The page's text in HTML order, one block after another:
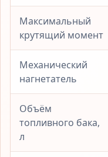
Максимальный
крутящий момент
Механический
нагнетатель
Объём
топливного бака,
л